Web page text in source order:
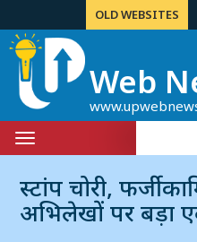
OLD WEBSITES
Web
Toggle
navigation
स्टांप चोरी, फर्जी
अभिलेखों पर बड़ा